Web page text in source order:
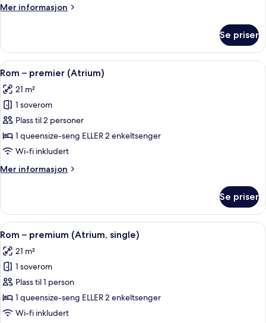
Mer informasjon
Mer
sjøutsikt
(single)
Se priser
Åpne
alle
bildene
av
Rom
–
premier
1 soverom, sengetøy av topp
2
Rom – premier (Atrium)
21 m²
1 soverom
Plass til 2 personer
1 queensize-seng ELLER 2 enkeltsenger
Wi-fi inkludert
Mer informasjon
Mer
–
premier
(Atrium)
Se priser
Åpne
alle
bildene
av
Rom
–
premium
1 soverom, sengetøy av topp
2
Rom – premium (Atrium, single)
21 m²
1 soverom
Plass til 1 person
1 queensize-seng ELLER 2 enkeltsenger
Wi-fi inkludert